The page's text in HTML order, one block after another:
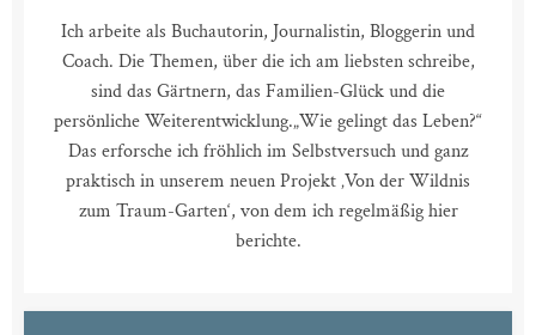
Ich arbeite als Buchautorin, Journalistin, Bloggerin und
Coach. Die Themen, über die ich am liebsten schreibe,
sind das Gärtnern, das Familien-Glück und die
persönliche Weiterentwicklung.„Wie gelingt das Leben?“
Das erforsche ich fröhlich im Selbstversuch und ganz
praktisch in unserem neuen Projekt ‚Von der Wildnis
zum Traum-Garten‘, von dem ich regelmäßig hier
berichte.